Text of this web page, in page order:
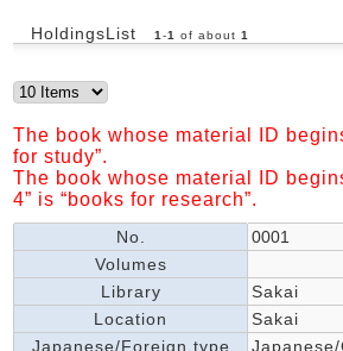
HoldingsList 1 -1 of about 1
The book whose material ID
for study”.
The book whose material ID
4” is “books for research”.
No.
0001
Volumes
Library
Sakai
Location
Sakai
Japanese/Foreign type